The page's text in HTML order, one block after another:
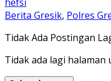
Berita Gresik, Polres
Tidak Ada Postingan
Tidak ada lagi halaman